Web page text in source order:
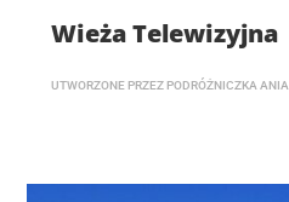
Wieża Telewizyjna
UTWORZONE PRZEZ PODRÓŻNICZKA ANIA